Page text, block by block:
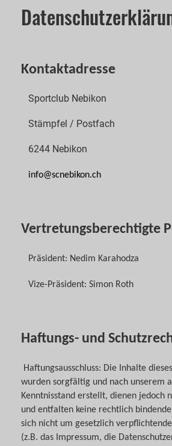
Kontaktadresse
Sportclub Nebikon
Stämpfel / Postfach
6244 Nebikon
info@scnebikon.ch
Vertretungsberechtigte
Präsident: Nedim Karahodza
Vize-Präsident: Simon Roth
Haftungs- und
Haftungsausschluss: Die Inhalte
wurden sorgfältig und nach unserem
Kenntnisstand erstellt, dienen jedoch
und entfalten keine rechtlich
sich nicht um gesetzlich
(z.B. das Impressum, die